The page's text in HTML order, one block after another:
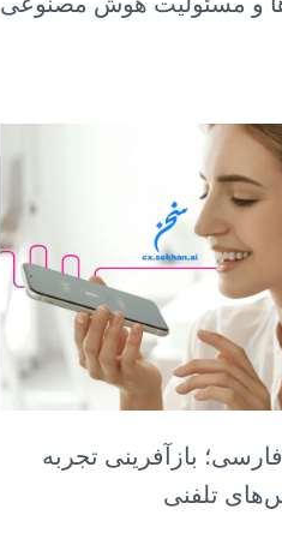
بازآفرینی تجربه
تلفنی